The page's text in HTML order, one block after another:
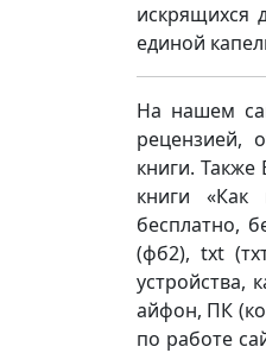
искрящихся
единой
На нашем
рецензией,
книги.
книги «Как
бесплатно,
(фб2), txt
устройства,
айфон, ПК
по работе